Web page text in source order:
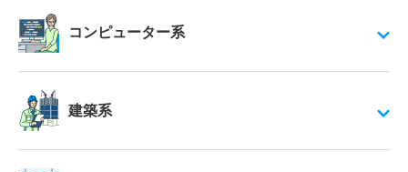
コンピューター系
建築系